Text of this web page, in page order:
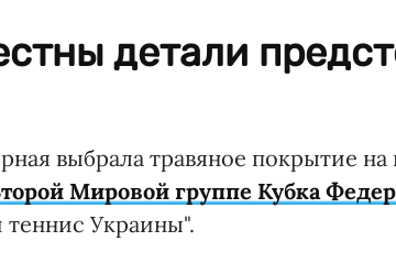
детали
выбрала травяное покрытие
Мировой группе Кубка
Украины".